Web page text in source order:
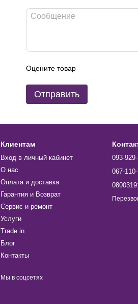
Оцените товар
Отправить
Клиентам
Вход в личный кабинет
О нас
Оплата и доставка
Гарантия и Возврат
Сервис и ремонт
Услуги
Trade in
Блог
Контакты
Мы в соцсетях
093-
067-